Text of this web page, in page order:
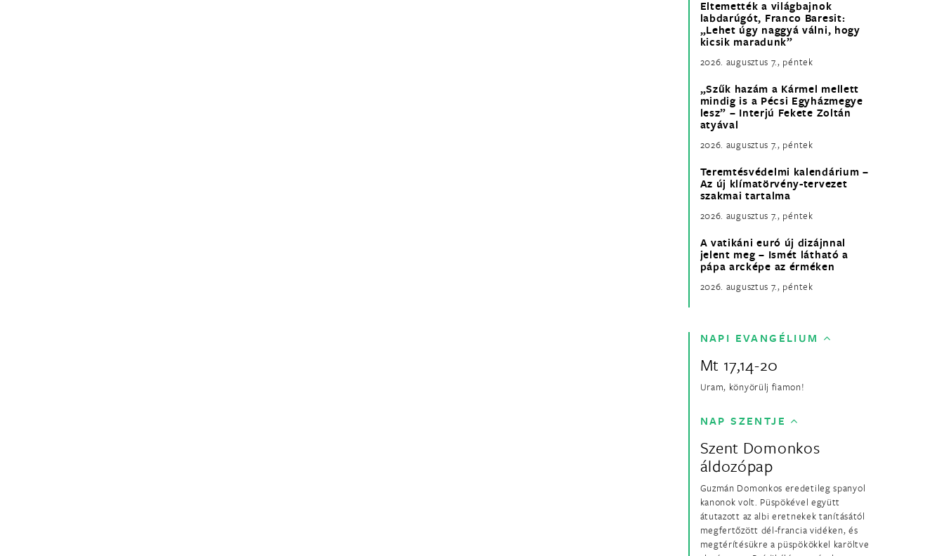
Eltemették a világbajnok
labdarúgót, Franco Baresit:
„Lehet úgy naggyá válni, hogy
kicsik maradunk”
2026. augusztus 7., péntek
„Szűk hazám a Kármel mellett
mindig is a Pécsi Egyházmegye
lesz” – Interjú Fekete Zoltán
atyával
2026. augusztus 7., péntek
Teremtésvédelmi kalendárium –
Az új klímatörvény-tervezet
szakmai tartalma
2026. augusztus 7., péntek
A vatikáni euró új dizájnnal
jelent meg – Ismét látható a
pápa arcképe az érméken
2026. augusztus 7., péntek
NAPI EVANGÉLIUM
Mt 17,14-20
Uram, könyörülj fiamon!
NAP SZENTJE
Szent Domonkos
áldozópap
Guzmán Domonkos eredetileg spanyol
kanonok volt. Püspökével együtt
átutazott az albi eretnekek tanításától
megfertőzött dél-francia vidéken, és
megtérítésükre a püspökökkel karöltve